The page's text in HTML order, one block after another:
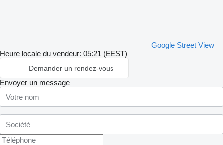
Google Street View
Heure locale du vendeur: 05:21 (EEST)
Demander un rendez-vous
Envoyer un message